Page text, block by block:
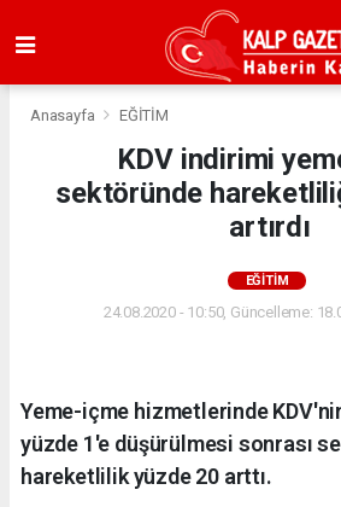
Anasayfa EĞİTİM
KDV indirimi
sektöründe
artırdı
EĞİTİM
24.08.2020 - 10:50, Güncelleme:
Yeme-içme hizmetlerinde
yüzde 1'e düşürülmesi sonrası
hareketlilik yüzde 20 arttı.